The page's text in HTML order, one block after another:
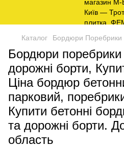
Каталог Бордюри Поребрики
Бордюри поребрики
дорожні борти,
Ціна бордюр
парковий,
Купити бетонні
та дорожні борти.
область